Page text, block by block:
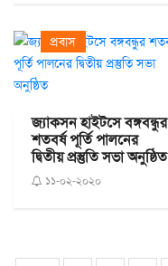
প্রবাস
জ্যাকসন হাইটসে বঙ্গবন্ধুর
শতবর্ষ পূর্তি পালনের
দ্বিতীয় প্রস্তুতি সভা অনুষ্ঠিত
১১-০২-২০২০